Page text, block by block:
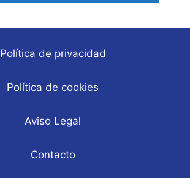
Política de privacidad
Política de cookies
Aviso Legal
Contacto